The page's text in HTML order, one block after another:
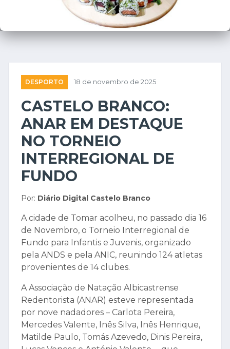
DESPORTO 18 de novembro de 2025
CASTELO BRANCO:
ANAR EM DESTAQUE
NO TORNEIO
INTERREGIONAL DE
FUNDO
Por: Diário Digital Castelo Branco
A cidade de Tomar acolheu, no passado dia 16
de Novembro, o Torneio Interregional de
Fundo para Infantis e Juvenis, organizado
pela ANDS e pela ANIC, reunindo 124 atletas
provenientes de 14 clubes.
A Associação de Natação Albicastrense
Redentorista (ANAR) esteve representada
por nove nadadores – Carlota Pereira,
Mercedes Valente, Inês Silva, Inês Henrique,
Matilde Paulo, Tomás Azevedo, Dinis Pereira,
Lucas Vences e António Valente –, que